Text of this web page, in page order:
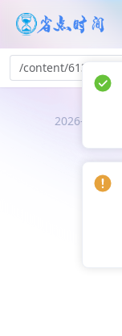
/content/613
2026-08-09